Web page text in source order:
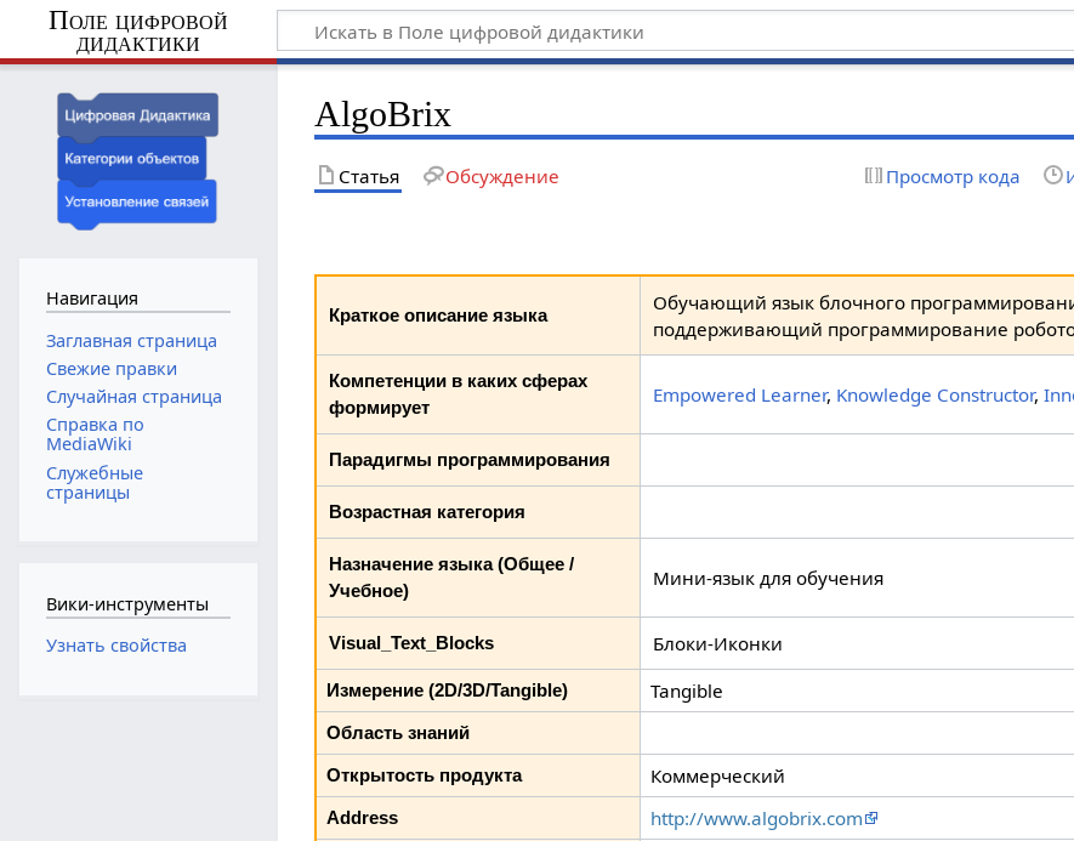
Поле цифровой
дидактики
AlgoBrix
Статья Обсуждение Просмотр кода
Краткое описание языка
Обучающий язык блочного
поддерживающий программирование
Компетенции в каких сферах
формирует
Empowered Learner, Knowledge Constructor,
Парадигмы программирования
Возрастная категория
Назначение языка (Общее /
Учебное)
Мини-язык для обучения
Visual_Text_Blocks Блоки-Иконки
Измерение (2D/3D/Tangible) Tangible
Область знаний
Открытость продукта Коммерческий
Address http://www.algobrix.com
Навигация
Заглавная страница
Свежие правки
Случайная страница
Справка по
MediaWiki
Служебные
страницы
Вики-инструменты
Узнать свойства